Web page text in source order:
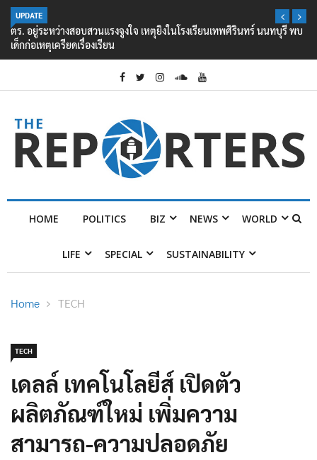
UPDATE
ตร. อยู่ระหว่างสอบสวนแรงจูงใจ เหตุยิงในโรงเรียนเทพศิรินทร์ นนทบุรี พบ
เด็กก่อเหตุเครียดเรื่องเรียน
HOME POLITICS BIZ NEWS WORLD
LIFE SPECIAL SUSTAINABILITY
Home TECH
TECH
เดลล์ เทคโนโลยีส์ เปิดตัว
ผลิตภัณฑ์ใหม่ เพิ่มความ
สามารถ-ความปลอดภัย